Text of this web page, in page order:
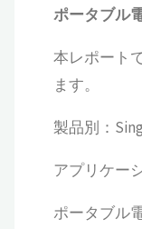
ポータブル
本レポート
ます。
製品別：
アプリケー
ポータブル